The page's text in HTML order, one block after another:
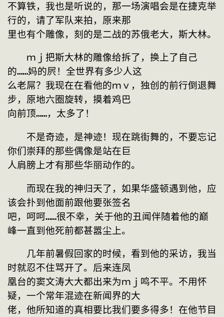
不算铁，我也是听说的，那一场演唱会是在捷克举
行的，请了军队来拍，原来那
里也有个雕像，刻的是二战的苏俄老大，斯大林。
ｍｊ把斯大林的雕像给拆了，换上了自己
的……妈的屄！全世界有多少人这
么老屌？我现在在看他的ｍｖ，独创的前行倒退舞
步，原地六圈旋转，摸着鸡巴
向前顶……，太多了！
不是奇迹，是神迹！现在跳街舞的，不要忘记
你们崇拜的那些偶像是站在巨
人肩膀上才有那些华丽动作的。
而现在我的神归天了，如果华盛顿遇到他，应
该会扑到他面前跟他要张签名
吧，呵呵……很不幸，关于他的丑闻伴随着他的巅
峰一直到他死前都甚嚣尘上。
几年前暑假回家的时候，看到他的采访，我当
时就忍不住骂开了。后来连凤
凰台的窦文涛大大都出来为ｍｊ鸣不平。不用怀
疑，一个常年混迹在新闻界的大
佬，他所知道的真相要比我们要多得多！在他节目